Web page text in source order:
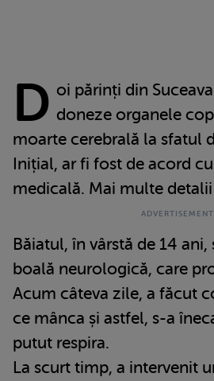
D oi părinți din
doneze organele
moarte cerebrală la sfatul
Inițial, ar fi fost de acord
medicală. Mai multe
Băiatul, în vârstă de 14 ani,
boală neurologică, care
Acum câteva zile, a făcut
ce mânca și astfel, s-a
putut respira.
La scurt timp, a intervenit